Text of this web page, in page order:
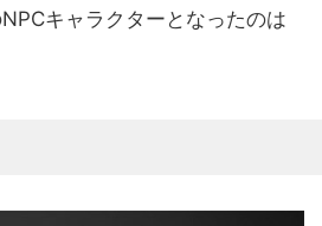
NPCキャラクターとなったのは